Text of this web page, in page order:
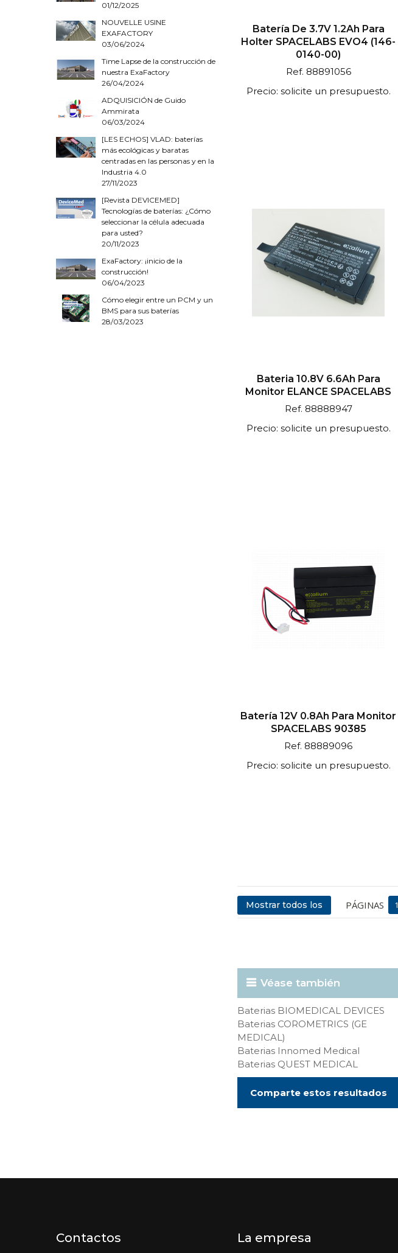
01/12/2025
NOUVELLE USINE
EXAFACTORY
03/06/2024
Time Lapse de la construcción de
nuestra ExaFactory
26/04/2024
ADQUISICIÓN de Guido
Ammirata
06/03/2024
[LES ECHOS] VLAD: baterías
más ecológicas y baratas
centradas en las personas y en la
Industria 4.0
27/11/2023
[Revista DEVICEMED]
Tecnologías de baterías: ¿Cómo
seleccionar la célula adecuada
para usted?
20/11/2023
ExaFactory: ¡inicio de la
construcción!
06/04/2023
Cómo elegir entre un PCM y un
BMS para sus baterías
28/03/2023
Batería De 3.7V 1.2Ah Para
Holter SPACELABS EVO4 (146-
0140-00)
Ref. 88891056
Precio: solicite un presupuesto.
Bateria 10.8V 6.6Ah Para
Monitor ELANCE SPACELABS
Ref. 88888947
Precio: solicite un presupuesto.
Batería 12V 0.8Ah Para Monitor
SPACELABS 90385
Ref. 88889096
Precio: solicite un presupuesto.
Mostrar todos los PÁGINAS 1
Véase también
Baterias BIOMEDICAL DEVICES
Baterias COROMETRICS (GE
MEDICAL)
Baterias Innomed Medical
Baterias QUEST MEDICAL
Comparte estos resultados
Contactos La empresa